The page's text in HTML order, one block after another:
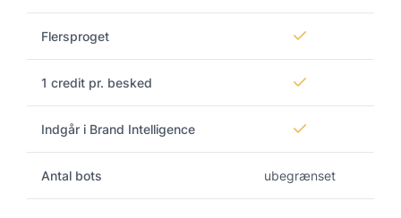
Flersproget
1 credit pr. besked
Indgår i Brand Intelligence
Antal bots ubegrænset